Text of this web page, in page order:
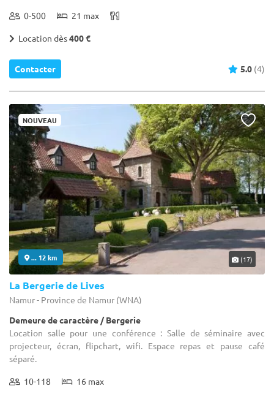
0-500 21 max
Location dès400 €
Contacter 5.0 (4)
NOUVEAU
... 12 km (17)
La Bergerie de Lives
Namur - Province de Namur (WNA)
Demeure de caractère / Bergerie
Location salle pour une conférence : Salle de séminaire avec
projecteur, écran, flipchart, wifi. Espace repas et pause café
séparé.
10-118 16 max